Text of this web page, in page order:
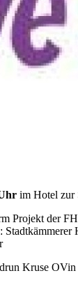
im Hotel zur
Projekt der
Stadtkämmerer
Kruse OVin